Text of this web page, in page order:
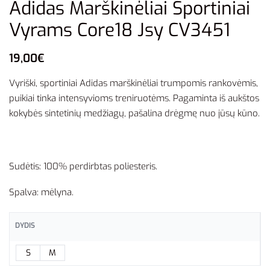
Adidas Marškinėliai Sportiniai
Vyrams Core18 Jsy CV3451
19,00€
Vyriški, sportiniai Adidas marškinėliai trumpomis rankovėmis,
puikiai tinka intensyvioms treniruotėms. Pagaminta iš aukštos
kokybės sintetinių medžiagų, pašalina drėgmę nuo jūsų kūno.
Sudėtis: 100% perdirbtas poliesteris.
Spalva: mėlyna.
DYDIS
S M